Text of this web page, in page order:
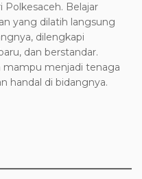
Belajar
yang dilatih langsung
dilengkapi
dan berstandar.
mampu menjadi tenaga
handal di bidangnya.